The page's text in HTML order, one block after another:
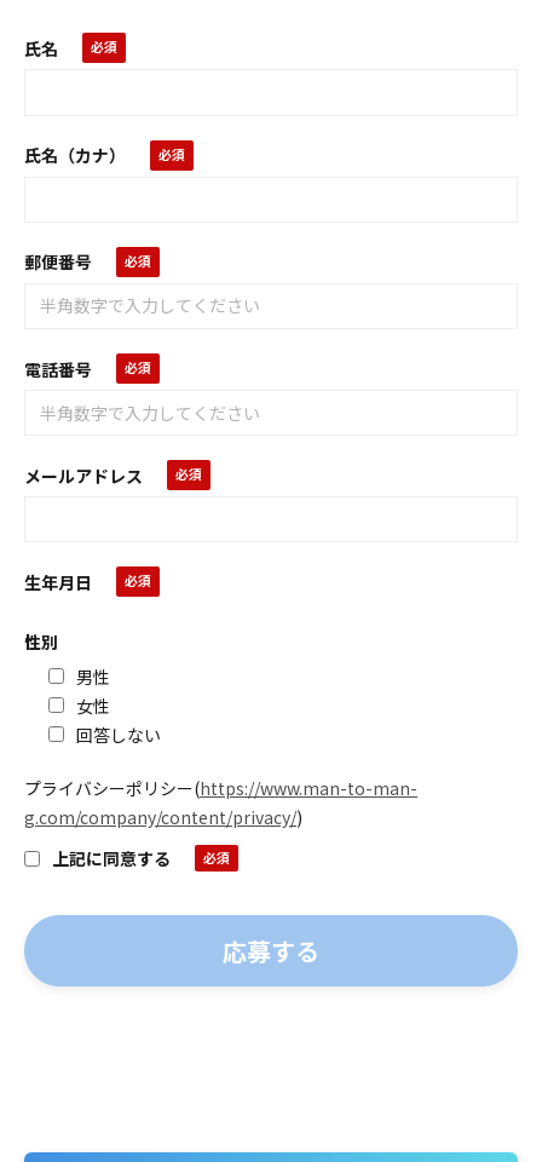
氏名
氏名（カナ）
郵便番号
電話番号
メールアドレス
生年月日
性別
男性
女性
回答しない
プライバシーポリシー(https://www.man-to-man-
g.com/company/content/privacy/)
上記に同意する